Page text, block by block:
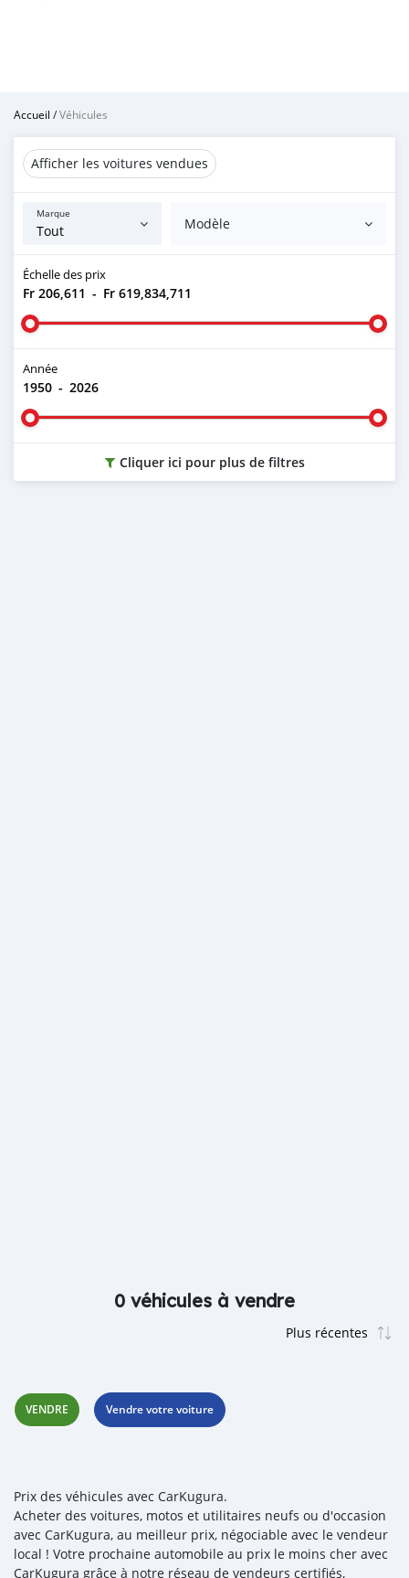
Accueil /Véhicules
Afficher les voitures vendues
Marque
Modèle
Échelle des prix
Fr 206,611 - Fr 619,834,711
Année
1950 - 2026
Cliquer ici pour plus de filtres
0 véhicules à vendre
VENDRE Vendre votre voiture
Prix des véhicules avec CarKugura.
Acheter des voitures, motos et utilitaires neufs ou d'occasion
avec CarKugura, au meilleur prix, négociable avec le vendeur
local ! Votre prochaine automobile au prix le moins cher avec
CarKugura grâce à notre réseau de vendeurs certifiés,